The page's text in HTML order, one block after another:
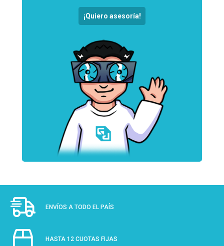
¡Quiero asesoría!
ENVÍOS A TODO EL PAÍS
HASTA 12 CUOTAS FIJAS